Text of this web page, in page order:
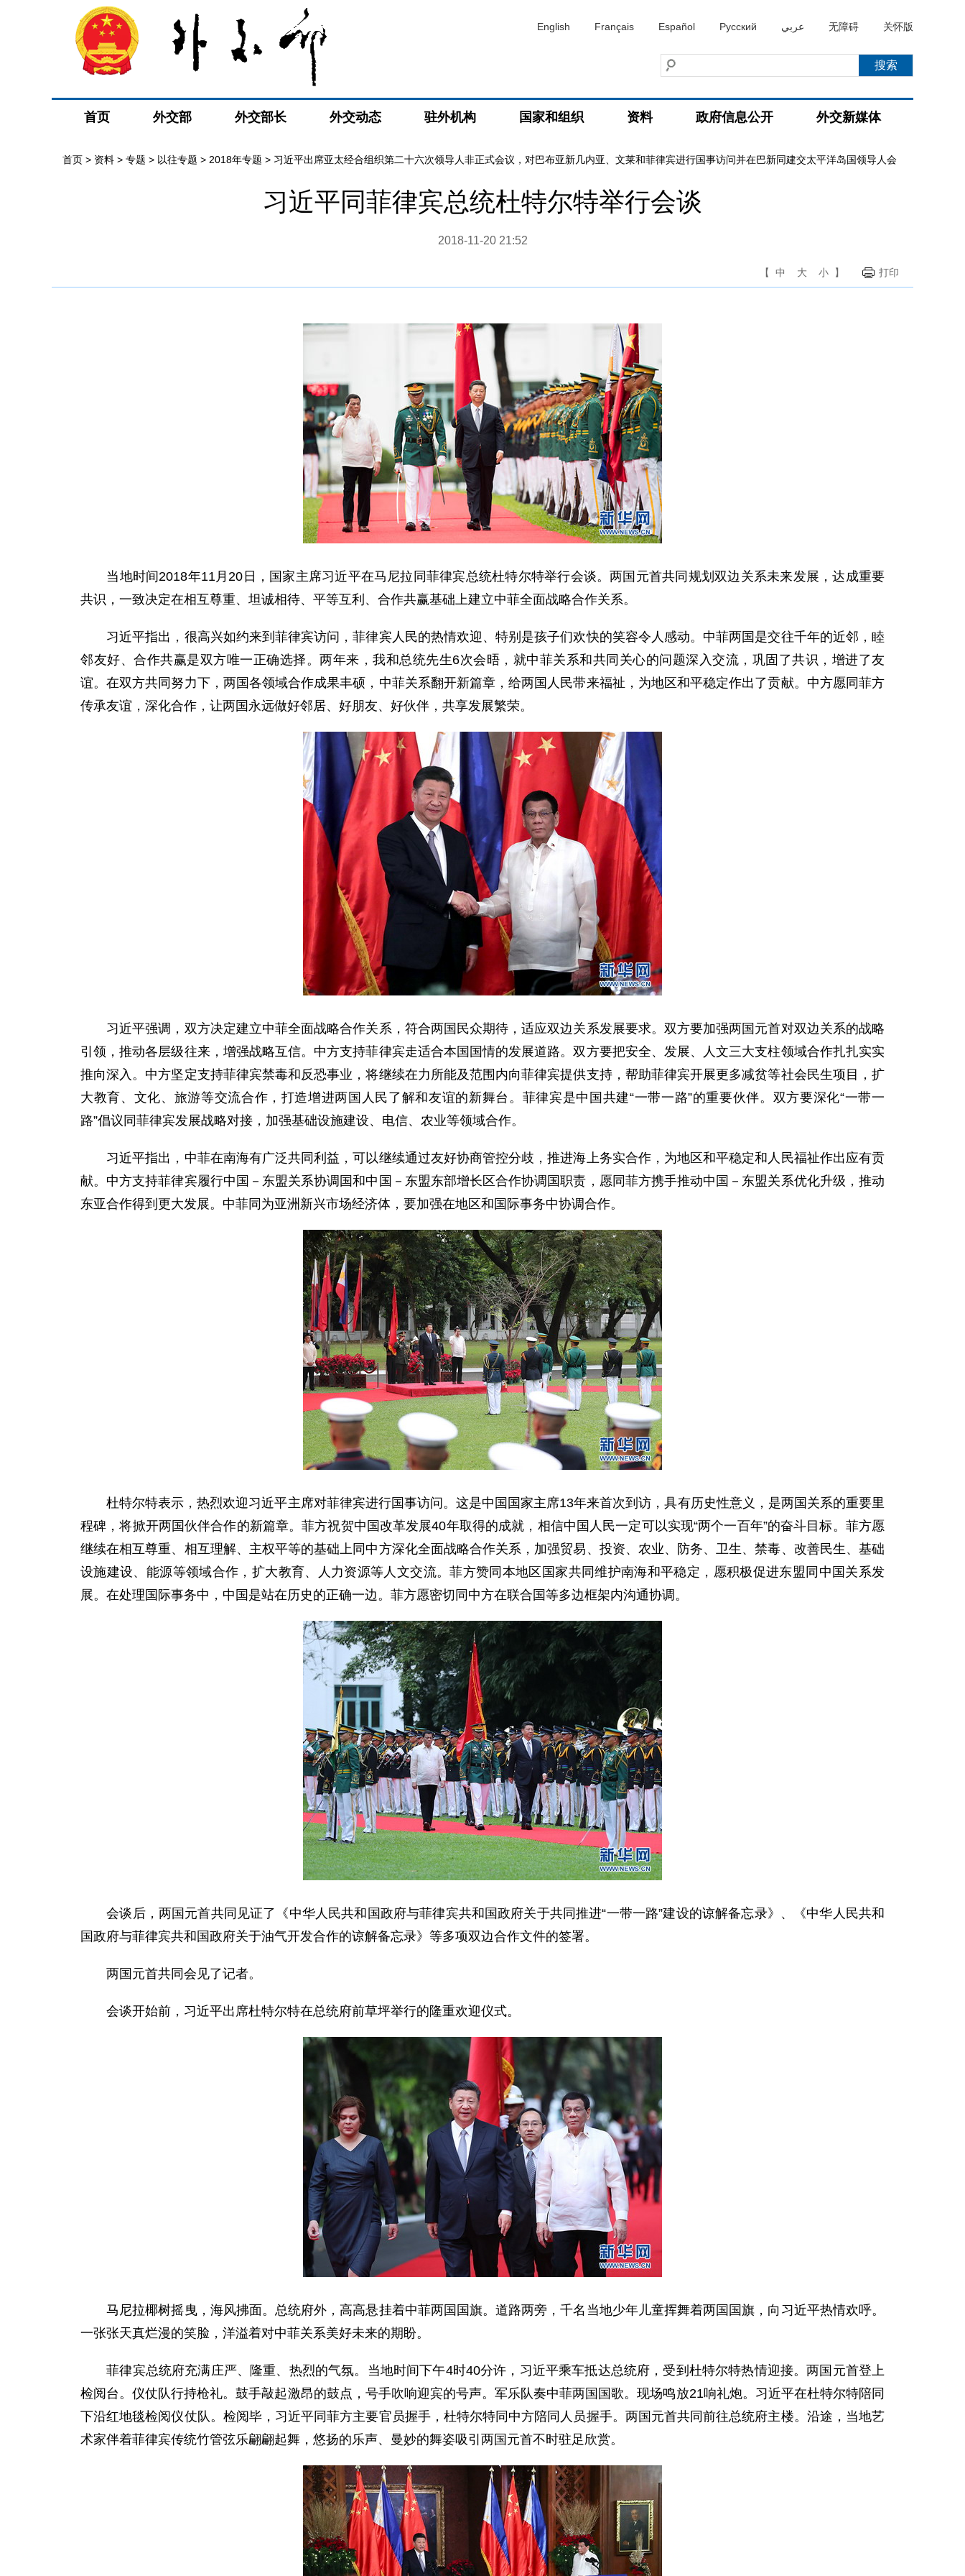
English Français Español Русский عربي 无障碍 关怀版
首页 外交部 外交部长 外交动态 驻外机构 国家和组织 资料 政府信息公开 外交新媒体
首页 > 资料 > 专题 > 以往专题 > 2018年专题 > 习近平出席亚太经合组织第二十六次领导人非正式会议，对巴布亚新几内亚、文莱和菲律宾进行国事访问并在巴新同建交太平洋岛国领导人会
习近平同菲律宾总统杜特尔特举行会谈
2018-11-20 21:52
【 中 大 小 】 打印
当地时间2018年11月20日，国家主席习近平在马尼拉同菲律宾总统杜特尔特举行会谈。两国元首共同规划双边关系未来发展，达成重要
共识，一致决定在相互尊重、坦诚相待、平等互利、合作共赢基础上建立中菲全面战略合作关系。
习近平指出，很高兴如约来到菲律宾访问，菲律宾人民的热情欢迎、特别是孩子们欢快的笑容令人感动。中菲两国是交往千年的近邻，睦
邻友好、合作共赢是双方唯一正确选择。两年来，我和总统先生6次会晤，就中菲关系和共同关心的问题深入交流，巩固了共识，增进了友
谊。在双方共同努力下，两国各领域合作成果丰硕，中菲关系翻开新篇章，给两国人民带来福祉，为地区和平稳定作出了贡献。中方愿同菲方
传承友谊，深化合作，让两国永远做好邻居、好朋友、好伙伴，共享发展繁荣。
习近平强调，双方决定建立中菲全面战略合作关系，符合两国民众期待，适应双边关系发展要求。双方要加强两国元首对双边关系的战略
引领，推动各层级往来，增强战略互信。中方支持菲律宾走适合本国国情的发展道路。双方要把安全、发展、人文三大支柱领域合作扎扎实实
推向深入。中方坚定支持菲律宾禁毒和反恐事业，将继续在力所能及范围内向菲律宾提供支持，帮助菲律宾开展更多减贫等社会民生项目，扩
大教育、文化、旅游等交流合作，打造增进两国人民了解和友谊的新舞台。菲律宾是中国共建“一带一路”的重要伙伴。双方要深化“一带一
路”倡议同菲律宾发展战略对接，加强基础设施建设、电信、农业等领域合作。
习近平指出，中菲在南海有广泛共同利益，可以继续通过友好协商管控分歧，推进海上务实合作，为地区和平稳定和人民福祉作出应有贡
献。中方支持菲律宾履行中国－东盟关系协调国和中国－东盟东部增长区合作协调国职责，愿同菲方携手推动中国－东盟关系优化升级，推动
东亚合作得到更大发展。中菲同为亚洲新兴市场经济体，要加强在地区和国际事务中协调合作。
杜特尔特表示，热烈欢迎习近平主席对菲律宾进行国事访问。这是中国国家主席13年来首次到访，具有历史性意义，是两国关系的重要里
程碑，将掀开两国伙伴合作的新篇章。菲方祝贺中国改革发展40年取得的成就，相信中国人民一定可以实现“两个一百年”的奋斗目标。菲方愿
继续在相互尊重、相互理解、主权平等的基础上同中方深化全面战略合作关系，加强贸易、投资、农业、防务、卫生、禁毒、改善民生、基础
设施建设、能源等领域合作，扩大教育、人力资源等人文交流。菲方赞同本地区国家共同维护南海和平稳定，愿积极促进东盟同中国关系发
展。在处理国际事务中，中国是站在历史的正确一边。菲方愿密切同中方在联合国等多边框架内沟通协调。
会谈后，两国元首共同见证了《中华人民共和国政府与菲律宾共和国政府关于共同推进“一带一路”建设的谅解备忘录》、《中华人民共和
国政府与菲律宾共和国政府关于油气开发合作的谅解备忘录》等多项双边合作文件的签署。
两国元首共同会见了记者。
会谈开始前，习近平出席杜特尔特在总统府前草坪举行的隆重欢迎仪式。
马尼拉椰树摇曳，海风拂面。总统府外，高高悬挂着中菲两国国旗。道路两旁，千名当地少年儿童挥舞着两国国旗，向习近平热情欢呼。
一张张天真烂漫的笑脸，洋溢着对中菲关系美好未来的期盼。
菲律宾总统府充满庄严、隆重、热烈的气氛。当地时间下午4时40分许，习近平乘车抵达总统府，受到杜特尔特热情迎接。两国元首登上
检阅台。仪仗队行持枪礼。鼓手敲起激昂的鼓点，号手吹响迎宾的号声。军乐队奏中菲两国国歌。现场鸣放21响礼炮。习近平在杜特尔特陪同
下沿红地毯检阅仪仗队。检阅毕，习近平同菲方主要官员握手，杜特尔特同中方陪同人员握手。两国元首共同前往总统府主楼。沿途，当地艺
术家伴着菲律宾传统竹管弦乐翩翩起舞，悠扬的乐声、曼妙的舞姿吸引两国元首不时驻足欣赏。